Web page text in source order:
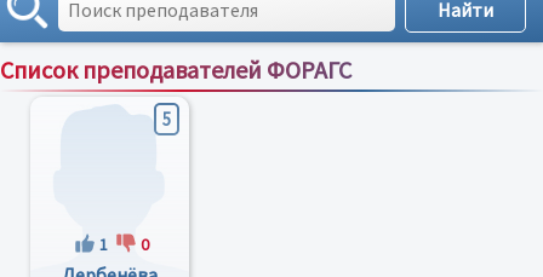
Список преподавателей ФОРАГС
Сортировка по:имени;рейтингу;отзывам
5
1 0